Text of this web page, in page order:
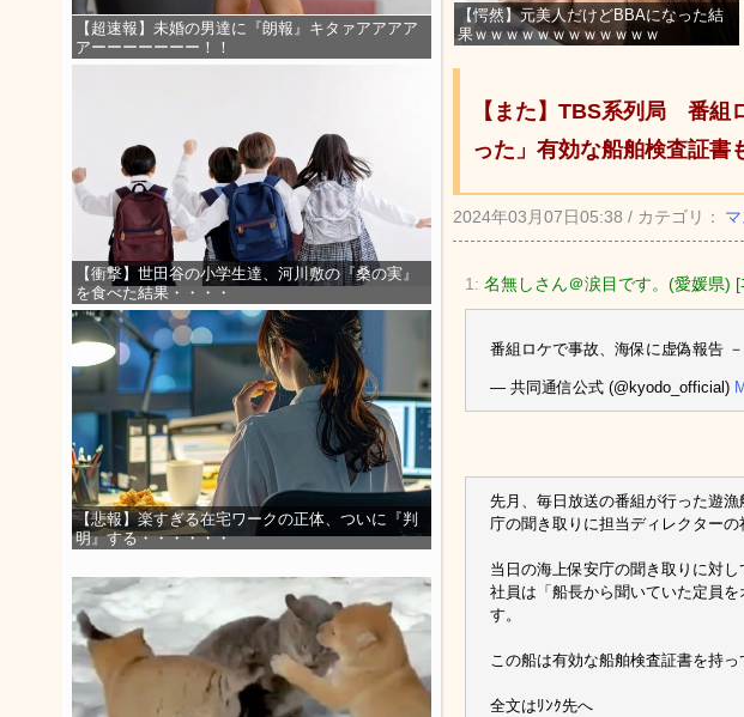
【超速報】未婚の男達に『朗報』キタァアアアア
アーーーーーーー！！
【衝撃】世田谷の小学生達、河川敷の『桑の実』
を食べた結果・・・・
【悲報】楽すぎる在宅ワークの正体、ついに『判
明』する・・・・・・
【愕然】元美人だけどBBAになった結
果ｗｗｗｗｗｗｗｗｗｗｗｗ
【また】TBS系列局 番組
った」有効な船舶検査証書
2024年03月07日05:38 / カテゴリ：
1: 名無しさん＠涙目です。(愛媛県) [
番組ロケで事故、海保に虚偽報告
— 共同通信公式 (@kyodo_official)
先月、毎日放送の番組が行った遊
庁の聞き取りに担当ディレクター
当日の海上保安庁の聞き取りに対
社員は「船長から聞いていた定員
す。
この船は有効な船舶検査証書を持
全文はﾘﾝｸ先へ